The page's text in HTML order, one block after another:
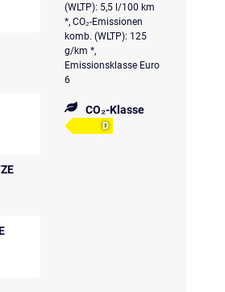
(WLTP): 5,5 l/100 km
*, CO₂-Emissionen
komb. (WLTP): 125
g/km *,
Emissionsklasse Euro
6
CO₂-Klasse
D